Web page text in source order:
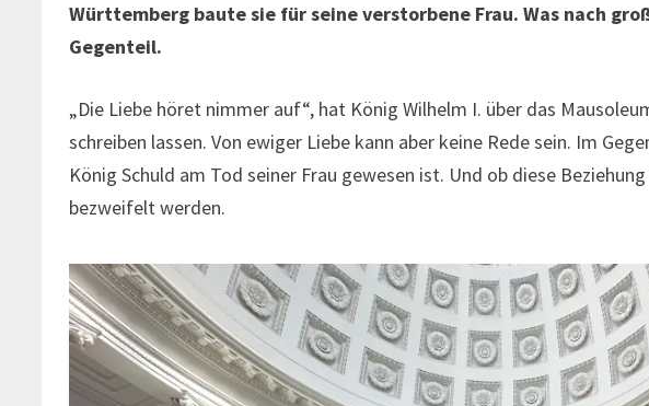
Württemberg baute sie für seine verstorbene Frau. Was nach
Gegenteil.
„Die Liebe höret nimmer auf“, hat König Wilhelm I. über das
schreiben lassen. Von ewiger Liebe kann aber keine Rede sein. Im
König Schuld am Tod seiner Frau gewesen ist. Und ob diese
bezweifelt werden.